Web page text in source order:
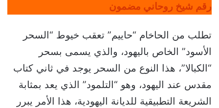
رقم شيخ روحاني مضمون
تطلب من الحاخام “حاييم” تعقب خيوط “السحر
الأسود” الخاص باليهود، والذي يسمى بسحر
“الكبالا”، هذا النوع من السحر يوجد في ثاني كتاب
مقدس عند اليهود، وهو “التلمود” الذي يعد بمثابة
الشريعة التطبيقية للديانة اليهودية، هذا الأمر يبرر